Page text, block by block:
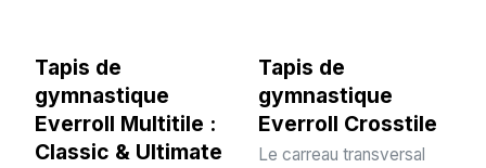
Tapis de
gymnastique
Everroll Multitile :
Classic & Ultimate
Tapis de
gymnastique
Everroll Crosstile
Le carreau transversal